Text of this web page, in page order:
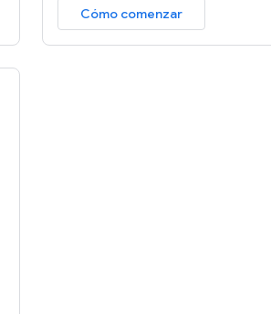
Cómo comenzar